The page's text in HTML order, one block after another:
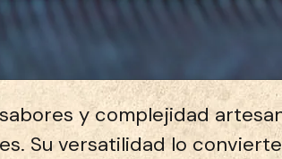
y complejidad
Su versatilidad lo